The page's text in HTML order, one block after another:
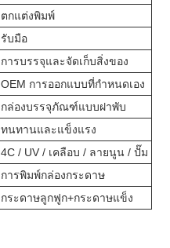
ตกแต่งพิมพ์
รับมือ
การบรรจุและจัดเก็บสิ่งของ
OEM การออกแบบที่กำหนดเอง
กล่องบรรจุภัณฑ์แบบฝาพับ
ทนทานและแข็งแรง
4C / UV / เคลือบ / ลายนูน / ปั๊ม
การพิมพ์กล่องกระดาษ
กระดาษลูกฟูก+กระดาษแข็ง